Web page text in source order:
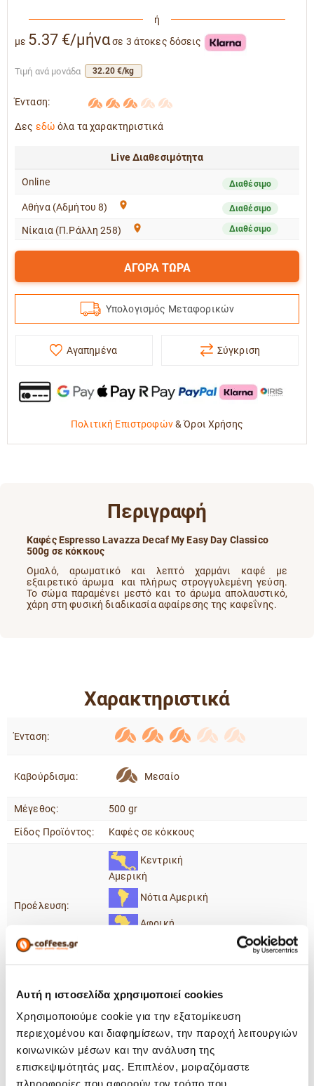
Αυτή η ιστοσελίδα χρησιμοποιεί cookies
Χρησιμοποιούμε cookie για την εξατομίκευση
περιεχομένου και διαφημίσεων, την παροχή λειτουργιών
κοινωνικών μέσων και την ανάλυση της
επισκεψιμότητάς μας. Επιπλέον, μοιραζόμαστε
πληροφορίες που αφορούν τον τρόπο που
ή
με 5.37 €/μήνασε 3 άτοκες δόσεις
Τιμή ανά μονάδα 32.20 €/kg
Ένταση:
Δες εδώ όλα τα χαρακτηριστικά
Live Διαθεσιμότητα
Online Διαθέσιμο
Αθήνα (Αδμήτου 8) Διαθέσιμο
Νίκαια (Π.Ράλλη 258) Διαθέσιμο
ΑΓΟΡΑ ΤΩΡΑ
Υπολογισμός Μεταφορικών
Αγαπημένα Σύγκριση
Πολιτική Επιστροφών&Όροι Χρήσης
Περιγραφή
Καφές Espresso Lavazza Decaf My Easy Day Classico
500g σε κόκκους
Ομαλό, αρωματικό και λεπτό χαρμάνι καφέ με
εξαιρετικό άρωμα και πλήρως στρογγυλεμένη γεύση.
Το σώμα παραμένει μεστό και το άρωμα απολαυστικό,
χάρη στη φυσική διαδικασία αφαίρεσης της καφεΐνης.
Χαρακτηριστικά
Ένταση:
Καβούρδισμα: Μεσαίο
Μέγεθος: 500 gr
Είδος Προϊόντος: Καφές σε κόκκους
Προέλευση:
Κεντρική
Αμερική
Νότια Αμερική
Αφρική
Γευστικές Νότες:
Αποξηραμένα Φρούτα
Χωρίς Καφεΐνη : Ναι
Tεμάχια Ανά
Κιβώτιο:
12